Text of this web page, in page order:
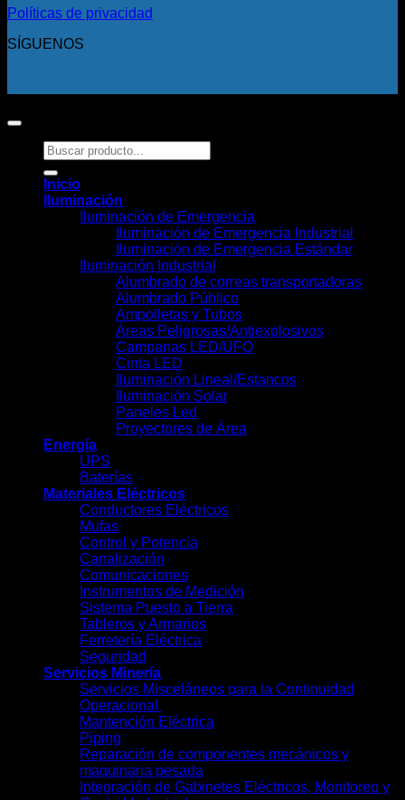
Políticas de privacidad
SÍGUENOS
Buscar
por:
Inicio
Iluminación
Iluminación de Emergencia
Iluminación de Emergencia Industrial
Iluminación de Emergencia Estándar
Iluminación Industrial
Alumbrado de correas transportadoras
Alumbrado Público
Ampolletas y Tubos
Áreas Peligrosas/Antiexplosivos
Campanas LED/UFO
Cinta LED
Iluminación Lineal/Estancos
Iluminación Solar
Paneles Led
Proyectores de Área
Energía
UPS
Baterías
Materiales Eléctricos
Conductores Eléctricos
Mufas
Control y Potencia
Canalización
Comunicaciones
Instrumentos de Medición
Sistema Puesto a Tierra
Tableros y Armarios
Ferretería Eléctrica
Seguridad
Servicios Minería
Servicios Misceláneos para la Continuidad
Operacional
Mantención Eléctrica
Piping
Reparación de componentes mecánicos y
maquinaria pesada
Integración de Gabinetes Eléctricos, Monitoreo y